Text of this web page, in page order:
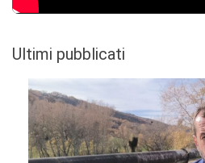
Ultimi pubblicati